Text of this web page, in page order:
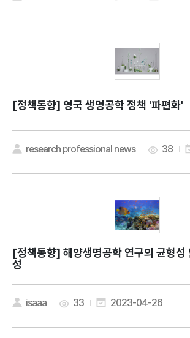
[정책동향] 영국 생명공학 정책 '파편화'
research professional news 38
[정책동향]
성
isaaa 33 2023-04-26